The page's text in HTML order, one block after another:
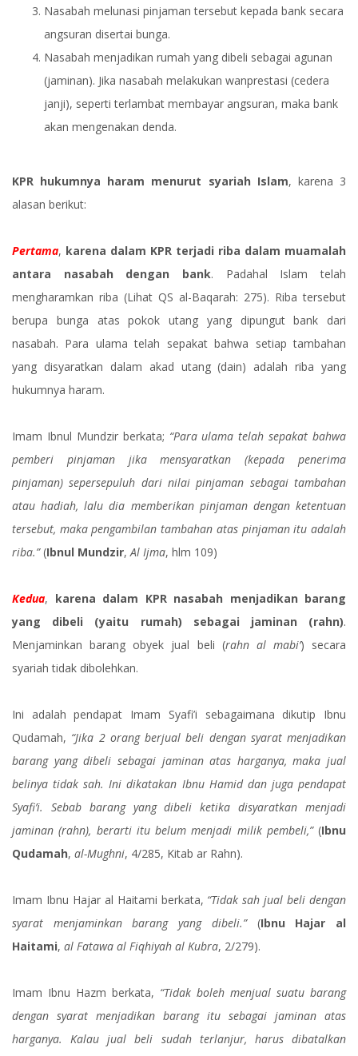
Nasabah melunasi pinjaman tersebut kepada bank secara
angsuran disertai bunga.
Nasabah menjadikan rumah yang dibeli sebagai agunan
(jaminan). Jika nasabah melakukan wanprestasi (cedera
janji), seperti terlambat membayar angsuran, maka bank
akan mengenakan denda.
KPR hukumnya haram menurut syariah Islam, karena 3
alasan berikut:
Pertama, karena dalam KPR terjadi riba dalam muamalah
antara nasabah dengan bank. Padahal Islam telah
mengharamkan riba (Lihat QS al-Baqarah: 275). Riba tersebut
berupa bunga atas pokok utang yang dipungut bank dari
nasabah. Para ulama telah sepakat bahwa setiap tambahan
yang disyaratkan dalam akad utang (dain) adalah riba yang
hukumnya haram.
Imam Ibnul Mundzir berkata; “Para ulama telah sepakat bahwa
pemberi pinjaman jika mensyaratkan (kepada penerima
pinjaman) sepersepuluh dari nilai pinjaman sebagai tambahan
atau hadiah, lalu dia memberikan pinjaman dengan ketentuan
tersebut, maka pengambilan tambahan atas pinjaman itu adalah
riba.”(Ibnul Mundzir,Al Ijma, hlm 109)
Kedua, karena dalam KPR nasabah menjadikan barang
yang dibeli (yaitu rumah) sebagai jaminan (rahn).
Menjaminkan barang obyek jual beli (rahn al mabi’) secara
syariah tidak dibolehkan.
Ini adalah pendapat Imam Syafi’i sebagaimana dikutip Ibnu
Qudamah, “Jika 2 orang berjual beli dengan syarat menjadikan
barang yang dibeli sebagai jaminan atas harganya, maka jual
belinya tidak sah. Ini dikatakan Ibnu Hamid dan juga pendapat
Syafi’i. Sebab barang yang dibeli ketika disyaratkan menjadi
jaminan (rahn), berarti itu belum menjadi milik pembeli,”(Ibnu
Qudamah, al-Mughni, 4/285, Kitab ar Rahn).
Imam Ibnu Hajar al Haitami berkata, “Tidak sah jual beli dengan
syarat menjaminkan barang yang dibeli.”(Ibnu Hajar al
Haitami, al Fatawa al Fiqhiyah al Kubra, 2/279).
Imam Ibnu Hazm berkata, “Tidak boleh menjual suatu barang
dengan syarat menjadikan barang itu sebagai jaminan atas
harganya. Kalau jual beli sudah terlanjur, harus dibatalkan